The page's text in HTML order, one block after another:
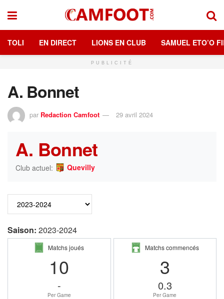
TOLI EN DIRECT LIONS EN CLUB SAMUEL ETO’O
PUBLICITÉ
A. Bonnet
par Redaction Camfoot 29 avril 2024
A. Bonnet
Club actuel: Quevilly
Saison: 2023-2024
Matchs joués
10
-
Per Game
Matchs commencés
3
0.3
Per Game